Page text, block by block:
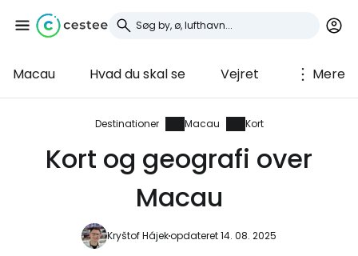
Macau Hvad du skal se Vejret Mere
Destinationer Macau Kort
Kort og geografi over
Macau
Kryštof Hájekopdateret 14. 08. 2025
Log ind på Cestee
... det verdensomspændende
Fortsæt med Google